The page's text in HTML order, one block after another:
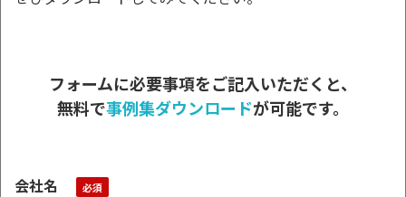
フォームに必要事項をご記入いただくと、
無料で事例集ダウンロードが可能です。
会社名